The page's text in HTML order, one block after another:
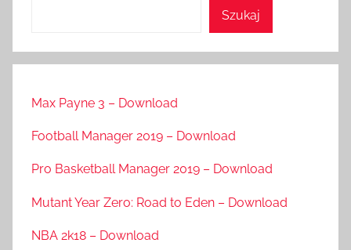
Szukaj
Max Payne 3 – Download
Football Manager 2019 – Download
Pro Basketball Manager 2019 – Download
Mutant Year Zero: Road to Eden – Download
NBA 2k18 – Download